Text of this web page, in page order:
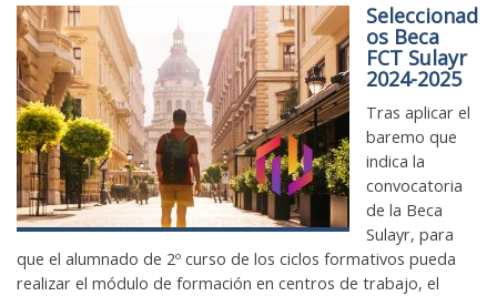
Seleccionad
os Beca
FCT Sulayr
2024-2025
Tras aplicar el
baremo que
indica la
convocatoria
de la Beca
Sulayr, para
que el alumnado de 2º curso de los ciclos formativos pueda
realizar el módulo de formación en centros de trabajo, el